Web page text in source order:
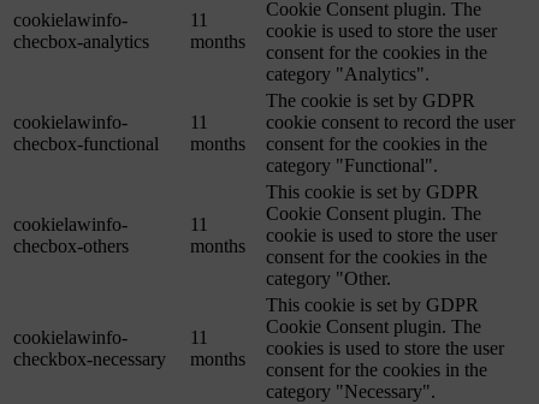
cookielawinfo-
checbox-analytics
11
months
Cookie Consent plugin. The
cookie is used to store the user
consent for the cookies in the
category "Analytics".
cookielawinfo-
checbox-functional
11
months
The cookie is set by GDPR
cookie consent to record the user
consent for the cookies in the
category "Functional".
cookielawinfo-
checbox-others
11
months
This cookie is set by GDPR
Cookie Consent plugin. The
cookie is used to store the user
consent for the cookies in the
category "Other.
cookielawinfo-
checkbox-necessary
11
months
This cookie is set by GDPR
Cookie Consent plugin. The
cookies is used to store the user
consent for the cookies in the
category "Necessary".